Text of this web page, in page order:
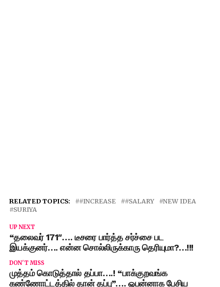
RELATED TOPICS: #INCREASE #SALARY
NEW IDEA
SURIYA
UP NEXT
“தலைவர் 171″…. டீசரை பார்த்த சர்ச்சை பட
இயக்குனர்…. என்ன சொல்லிருக்காரு தெரியுமா?…!!!
DON'T MISS
முத்தம் கொடுத்தால் தப்பா….! “பாக்குறவங்க
கண்ணோட்டத்தில் தான் தப்பு”…. ஓபன்னாக பேசிய